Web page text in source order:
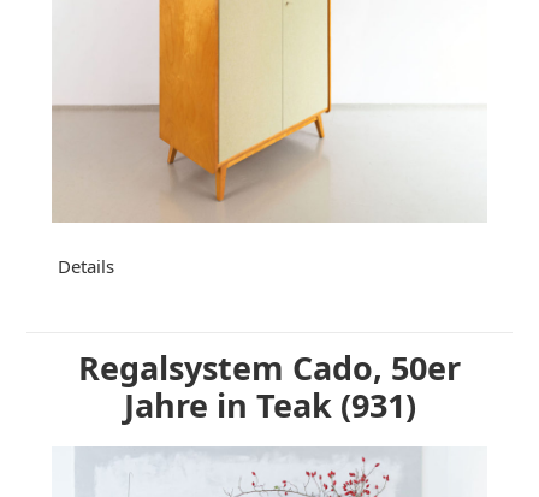
Details
Regalsystem Cado, 50er
Jahre in Teak (931)